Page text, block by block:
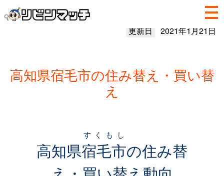
更新日 2021年1月21日
高知県宿毛市の住み替え・買い替
え
高知県宿毛市
すくもし
の住み替